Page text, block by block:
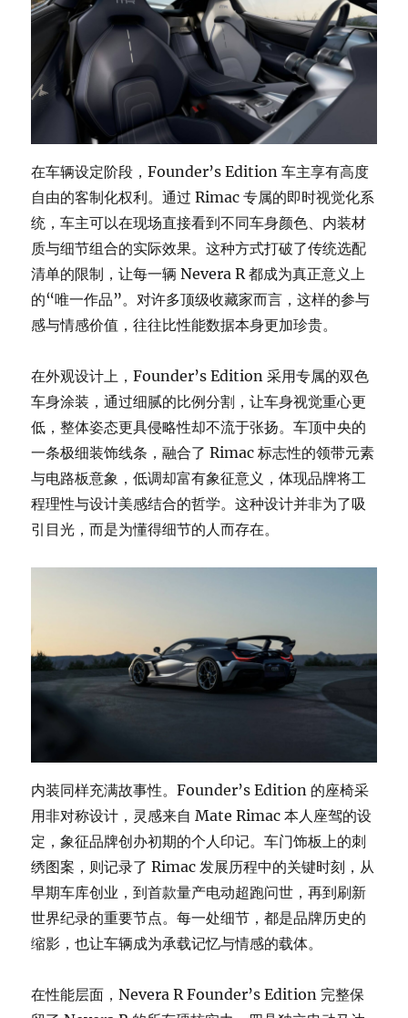
在车辆设定阶段，Founder’s Edition 车主享有高度
自由的客制化权利。通过 Rimac 专属的即时视觉化系
统，车主可以在现场直接看到不同车身颜色、内装材
质与细节组合的实际效果。这种方式打破了传统选配
清单的限制，让每一辆 Nevera R 都成为真正意义上
的“唯一作品”。对许多顶级收藏家而言，这样的参与
感与情感价值，往往比性能数据本身更加珍贵。
在外观设计上，Founder’s Edition 采用专属的双色
车身涂装，通过细腻的比例分割，让车身视觉重心更
低，整体姿态更具侵略性却不流于张扬。车顶中央的
一条极细装饰线条，融合了 Rimac 标志性的领带元素
与电路板意象，低调却富有象征意义，体现品牌将工
程理性与设计美感结合的哲学。这种设计并非为了吸
引目光，而是为懂得细节的人而存在。
内装同样充满故事性。Founder’s Edition 的座椅采
用非对称设计，灵感来自 Mate Rimac 本人座驾的设
定，象征品牌创办初期的个人印记。车门饰板上的刺
绣图案，则记录了 Rimac 发展历程中的关键时刻，从
早期车库创业，到首款量产电动超跑问世，再到刷新
世界纪录的重要节点。每一处细节，都是品牌历史的
缩影，也让车辆成为承载记忆与情感的载体。
在性能层面，Nevera R Founder’s Edition 完整保